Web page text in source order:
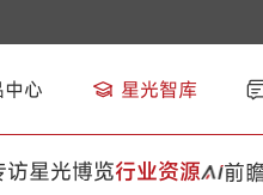
心 星光智库
访星光博览行业资源 前